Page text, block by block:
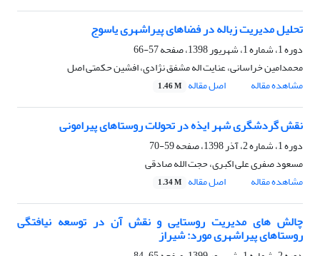
تحلیل مدیریت زباله در فضاهای پیراشهری یاسوج
دوره 1، شماره 1، شهریور 1398، صفحه
57-66
محمدامین خراسانی، عنایت اله مشفق نژادی، افشین حکمتی اصل
مشاهده مقاله
اصل مقاله 1.46 M
نقش گردشگری شهر ایذه در تحولات روستاهای پیرامونی
دوره 1، شماره 2، آذر 1398، صفحه
59-70
مسعود صفری علی اکبری، حجت الله صادقی
مشاهده مقاله
اصل مقاله 1.34 M
چالش های مدیریت روستایی و نقش آن در توسعه نیافتگی
روستاهای پیراشهری مورد: شیراز